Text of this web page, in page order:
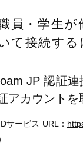
員・学生
て接続する
JP 認証連
アカウントを
サービス URL：